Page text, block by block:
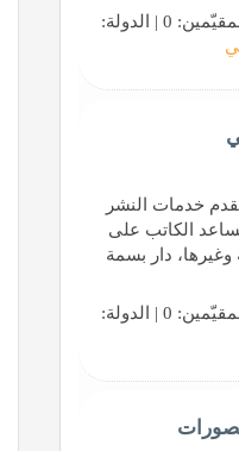
خدمات النشر
الكاتب على
وغيرها، دار بسمة